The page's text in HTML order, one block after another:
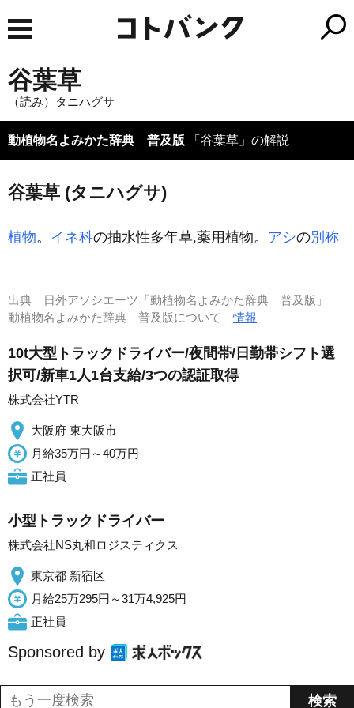
谷葉草
（読み）タニハグサ
動植物名よみかた辞典 普及版 「谷葉草」の解説
谷葉草 (タニハグサ)
植物。 イネ科の抽水性多年草,薬用植物。 アシの別称
出典
日外アソシエーツ「動植物名よみかた辞典 普及版」
動植物名よみかた辞典 普及版について情報
10t大型トラックドライバー/夜間帯/日勤帯シフト選
択可/新車1人1台支給/3つの認証取得
株式会社YTR
大阪府 東大阪市
月給35万円～40万円
正社員
小型トラックドライバー
株式会社NS丸和ロジスティクス
東京都 新宿区
月給25万295円～31万4,925円
正社員
Sponsored by